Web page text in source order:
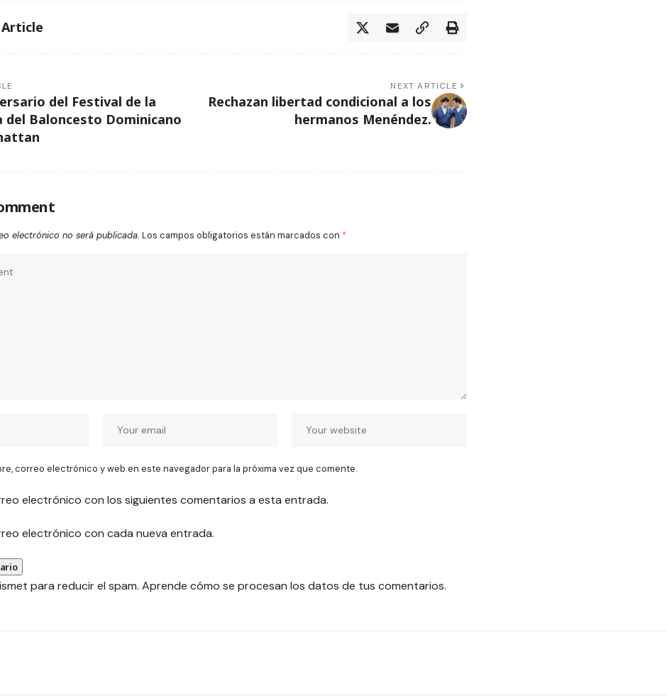
del Festival de la
del Baloncesto Dominicano
NEXT ARTICLE
Rechazan libertad condicional a los
hermanos Menéndez.
electrónico no será publicada. Los campos obligatorios están marcados con *
correo electrónico y web en este navegador para la próxima vez que comente.
electrónico con los siguientes comentarios a esta entrada.
electrónico con cada nueva entrada.
para reducir el spam. Aprende cómo se procesan los datos de tus comentarios.